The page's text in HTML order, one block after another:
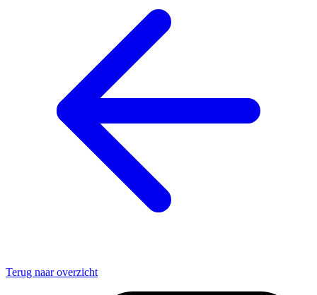
Terug naar overzicht